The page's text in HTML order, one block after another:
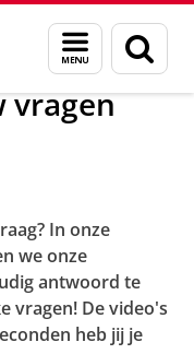
Menu
en
zoeken
vragen
In onze
we onze
antwoord te
vragen! De video's
heb jij je